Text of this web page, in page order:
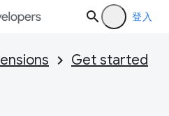
登入
Get started